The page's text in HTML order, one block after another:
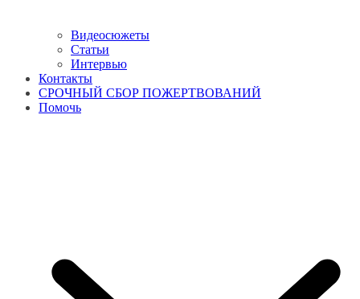
Видеосюжеты
Статьи
Интервью
Контакты
СРОЧНЫЙ СБОР ПОЖЕРТВОВАНИЙ
Помочь